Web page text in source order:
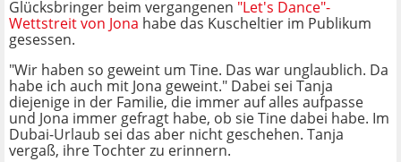
Glücksbringer beim vergangenen "Let's Dance"-
Wettstreit von Jona habe das Kuscheltier im Publikum
gesessen.
"Wir haben so geweint um Tine. Das war unglaublich. Da
habe ich auch mit Jona geweint." Dabei sei Tanja
diejenige in der Familie, die immer auf alles aufpasse
und Jona immer gefragt habe, ob sie Tine dabei habe. Im
Dubai-Urlaub sei das aber nicht geschehen. Tanja
vergaß, ihre Tochter zu erinnern.